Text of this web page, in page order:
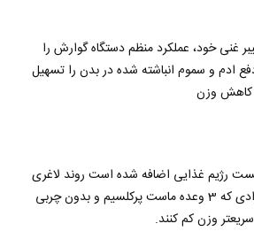
غنی خود، عملکرد منظم دستگاه گوارش را
ادم و سموم انباشته شده در بدن را تسهیل
کاهش وزن
رژیم غذایی اضافه شده است روند لاغری
شما را آسان تر می کند. افرادی که 3 وعده ماست پرکلسیم و بدون چربی
وزن کم کنند.